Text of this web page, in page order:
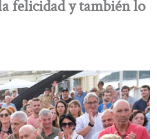
felicidad y también lo